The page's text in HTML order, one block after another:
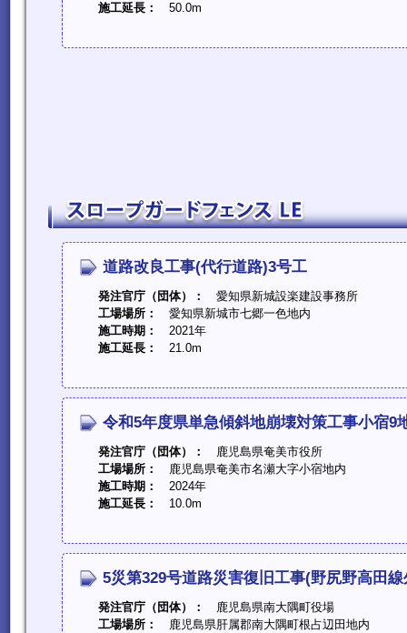
施工延長：
50.0m
道路改良工事(代行道路)3号工
発注官庁（団体）：
愛知県新城設楽建設事務所
工場場所：
愛知県新城市七郷一色地内
施工時期：
2021年
施工延長：
21.0m
令和5年度県単急傾斜地崩壊対策工事小宿9
発注官庁（団体）：
鹿児島県奄美市役所
工場場所：
鹿児島県奄美市名瀬大字小宿地内
施工時期：
2024年
施工延長：
10.0m
5災第329号道路災害復旧工事(野尻野高田
発注官庁（団体）：
鹿児島県南大隅町役場
工場場所：
鹿児島県肝属郡南大隅町根占辺田地内